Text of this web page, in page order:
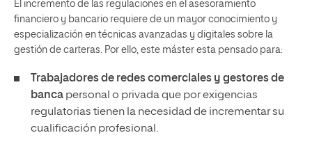
El incremento de las regulaciones en el asesoramiento
financiero y bancario requiere de un mayor conocimiento y
especialización en técnicas avanzadas y digitales sobre la
gestión de carteras. Por ello, este máster esta pensado para:
Trabajadores de redes comerciales y gestores de
banca personal o privada que por exigencias
regulatorias tienen la necesidad de incrementar su
cualificación profesional.